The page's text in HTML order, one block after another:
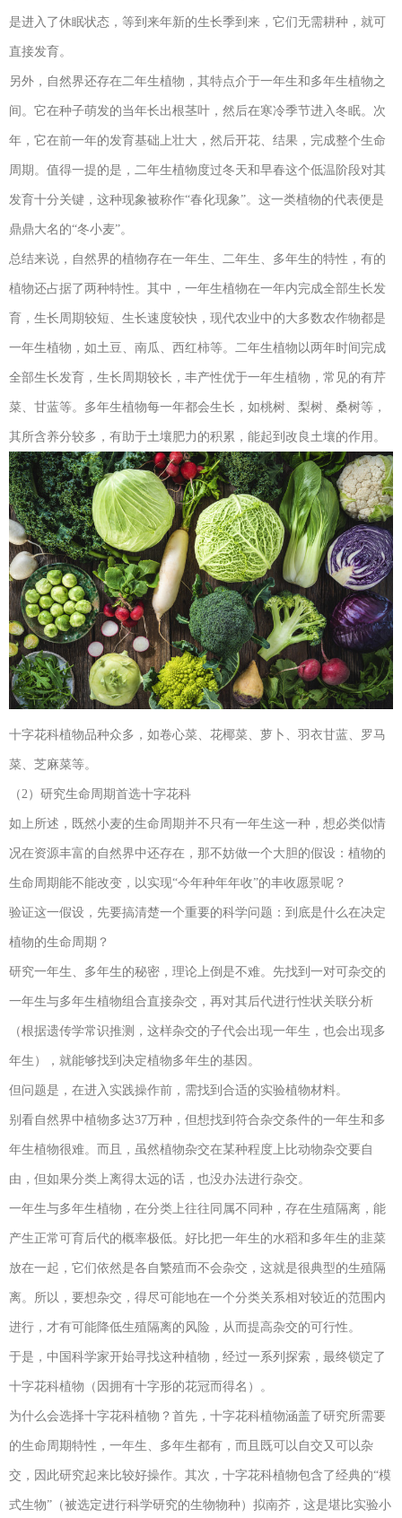
是进入了休眠状态，等到来年新的生长季到来，它们无需耕种，就可
直接发育。
另外，自然界还存在二年生植物，其特点介于一年生和多年生植物之
间。它在种子萌发的当年长出根茎叶，然后在寒冷季节进入冬眠。次
年，它在前一年的发育基础上壮大，然后开花、结果，完成整个生命
周期。值得一提的是，二年生植物度过冬天和早春这个低温阶段对其
发育十分关键，这种现象被称作“春化现象”。这一类植物的代表便是
鼎鼎大名的“冬小麦”。
总结来说，自然界的植物存在一年生、二年生、多年生的特性，有的
植物还占据了两种特性。其中，一年生植物在一年内完成全部生长发
育，生长周期较短、生长速度较快，现代农业中的大多数农作物都是
一年生植物，如土豆、南瓜、西红柿等。二年生植物以两年时间完成
全部生长发育，生长周期较长，丰产性优于一年生植物，常见的有芹
菜、甘蓝等。多年生植物每一年都会生长，如桃树、梨树、桑树等，
其所含养分较多，有助于土壤肥力的积累，能起到改良土壤的作用。
十字花科植物品种众多，如卷心菜、花椰菜、萝卜、羽衣甘蓝、罗马
菜、芝麻菜等。
（2）研究生命周期首选十字花科
如上所述，既然小麦的生命周期并不只有一年生这一种，想必类似情
况在资源丰富的自然界中还存在，那不妨做一个大胆的假设：植物的
生命周期能不能改变，以实现“今年种年年收”的丰收愿景呢？
验证这一假设，先要搞清楚一个重要的科学问题：到底是什么在决定
植物的生命周期？
研究一年生、多年生的秘密，理论上倒是不难。先找到一对可杂交的
一年生与多年生植物组合直接杂交，再对其后代进行性状关联分析
（根据遗传学常识推测，这样杂交的子代会出现一年生，也会出现多
年生），就能够找到决定植物多年生的基因。
但问题是，在进入实践操作前，需找到合适的实验植物材料。
别看自然界中植物多达37万种，但想找到符合杂交条件的一年生和多
年生植物很难。而且，虽然植物杂交在某种程度上比动物杂交要自
由，但如果分类上离得太远的话，也没办法进行杂交。
一年生与多年生植物，在分类上往往同属不同种，存在生殖隔离，能
产生正常可育后代的概率极低。好比把一年生的水稻和多年生的韭菜
放在一起，它们依然是各自繁殖而不会杂交，这就是很典型的生殖隔
离。所以，要想杂交，得尽可能地在一个分类关系相对较近的范围内
进行，才有可能降低生殖隔离的风险，从而提高杂交的可行性。
于是，中国科学家开始寻找这种植物，经过一系列探索，最终锁定了
十字花科植物（因拥有十字形的花冠而得名）。
为什么会选择十字花科植物？首先，十字花科植物涵盖了研究所需要
的生命周期特性，一年生、多年生都有，而且既可以自交又可以杂
交，因此研究起来比较好操作。其次，十字花科植物包含了经典的“模
式生物”（被选定进行科学研究的生物物种）拟南芥，这是堪比实验小